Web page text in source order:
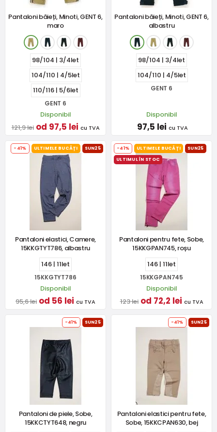
Pantaloni băieți, Minoti, GENT 6,
maro
98/104 | 3/4let
104/110 | 4/5let
110/116 | 5/6let
GENT 6
Disponibil
121,9 lei od 97,5 lei cu TVA
Pantaloni băieți, Minoti, GENT 6,
albastru
98/104 | 3/4let
104/110 | 4/5let
GENT 6
Disponibil
97,5 lei cu TVA
-41% ULTIMELE BUCĂȚI SUN25
Pantaloni elastici, Camere,
15KKGTYT786, albastru
146 | 11let
15KKGTYT786
Disponibil
95,6 lei od 56 lei cu TVA
-41% ULTIMELE BUCĂȚI
SUN25
ULTIMUL ÎN STOC
Pantaloni pentru fete, Sobe,
15KKGPAN745, roșu
146 | 11let
15KKGPAN745
Disponibil
123 lei od 72,2 lei cu TVA
-41% SUN25
Pantaloni de piele, Sobe,
15KKCTYT648, negru
-41% SUN25
Pantaloni elastici pentru fete,
Sobe, 15KKCPAN630, bej